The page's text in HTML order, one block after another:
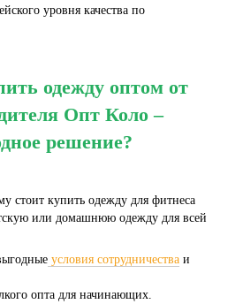
уровня качества по
одежду оптом от
Опт Коло –
решение?
стоит купить одежду для фитнеса
или домашнюю одежду для всей
условия сотрудничества и
опта для начинающих.